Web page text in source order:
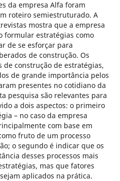
da empresa Alfa foram
roteiro semiestruturado. A
mostra que a empresa
formular estratégias como
de se esforçar para
de construção. Os
de construção de estratégias,
de grande importância pelos
presentes no cotidiano da
pesquisa são relevantes para
a dois aspectos: o primeiro
– no caso da empresa
com base em
fruto de um processo
o segundo é indicar que os
desses processos mais
mas que fatores
aplicados na prática.